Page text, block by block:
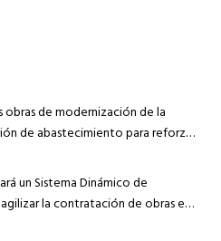
obras de modernización de la
de abastecimiento para reforzar
de Córdoba
un Sistema Dinámico de
la contratación de obras en